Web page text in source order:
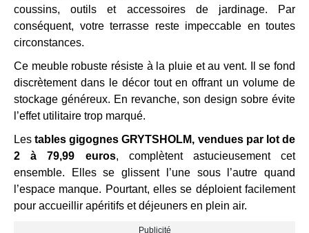
coussins, outils et accessoires de jardinage. Par
conséquent, votre terrasse reste impeccable en toutes
circonstances.
Ce meuble robuste résiste à la pluie et au vent. Il se fond
discrètement dans le décor tout en offrant un volume de
stockage généreux. En revanche, son design sobre évite
l’effet utilitaire trop marqué.
Lestables gigognes GRYTSHOLM, vendues par lot de
2 à 79,99 euros, complètent astucieusement cet
ensemble. Elles se glissent l’une sous l’autre quand
l’espace manque. Pourtant, elles se déploient facilement
pour accueillir apéritifs et déjeuners en plein air.